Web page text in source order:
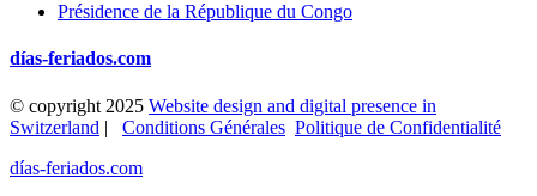
Présidence de la République du Congo
días-feriados.com
© copyright 2025 Website design and digital presence in
Switzerland | Conditions Générales Politique de Confidentialité
días-feriados.com